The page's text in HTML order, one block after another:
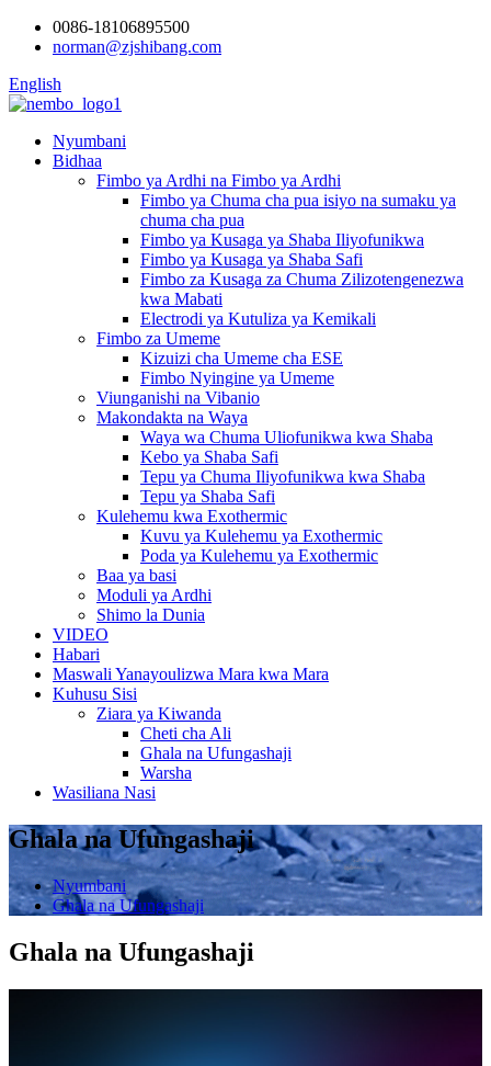
0086-18106895500
norman@zjshibang.com
English
Nyumbani
Bidhaa
Fimbo ya Ardhi na Fimbo ya Ardhi
Fimbo ya Chuma cha pua isiyo na sumaku ya
chuma cha pua
Fimbo ya Kusaga ya Shaba Iliyofunikwa
Fimbo ya Kusaga ya Shaba Safi
Fimbo za Kusaga za Chuma Zilizotengenezwa
kwa Mabati
Electrodi ya Kutuliza ya Kemikali
Fimbo za Umeme
Kizuizi cha Umeme cha ESE
Fimbo Nyingine ya Umeme
Viunganishi na Vibanio
Makondakta na Waya
Waya wa Chuma Uliofunikwa kwa Shaba
Kebo ya Shaba Safi
Tepu ya Chuma Iliyofunikwa kwa Shaba
Tepu ya Shaba Safi
Kulehemu kwa Exothermic
Kuvu ya Kulehemu ya Exothermic
Poda ya Kulehemu ya Exothermic
Baa ya basi
Moduli ya Ardhi
Shimo la Dunia
VIDEO
Habari
Maswali Yanayoulizwa Mara kwa Mara
Kuhusu Sisi
Ziara ya Kiwanda
Cheti cha Ali
Ghala na Ufungashaji
Warsha
Wasiliana Nasi
Ghala na Ufungashaji
Nyumbani
Ghala na Ufungashaji
Ghala na Ufungashaji